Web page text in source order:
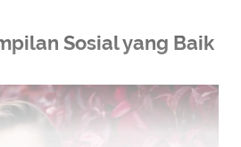
Sosial yang Baik